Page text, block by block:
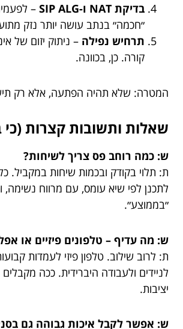
בדיקת NAT ו-SIP ALG
–
״חכמה״ בנתב עושה יותר נזק
תרחיש נפילה – ניתוק יזום של
קורה. כן, בכוונה.
המטרה: שלא תהיה הפתעה, אלא רק
שאלות ותשובות קצרות (כי
ש: כמה רוחב פס צריך לשיחות?
ת: תלוי בקודק ובכמות שיחות במקביל.
לתכנן לפי שיא עומס, עם מרווח נשימה,
״בממוצע״.
ש: מה עדיף – טלפונים פיזיים או
ת: לרוב שילוב. טלפון פיזי לעמדות
לניידים ולעבודה היברידית. ככה
יציבות.
ש: אפשר לקבל איכות גבוהה גם